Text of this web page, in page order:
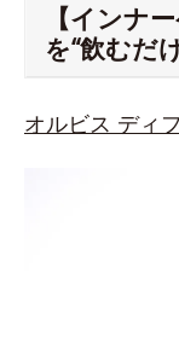
【インナ
を“飲むだ
オルビス ディ